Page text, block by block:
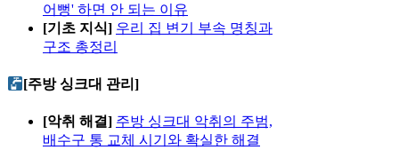
어뻥' 하면 안 되는 이유
[기초 지식] 우리 집 변기 부속 명칭과
구조 총정리
[주방 싱크대 관리]
[악취 해결] 주방 싱크대 악취의 주범,
배수구 통 교체 시기와 확실한 해결